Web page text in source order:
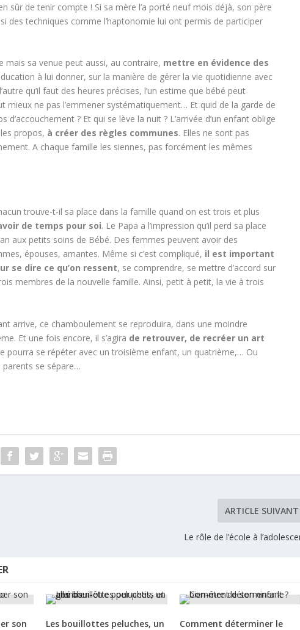
sûr de tenir compte ! Si sa mère l’a porté neuf mois déjà, son père
des techniques comme l’haptonomie lui ont permis de participer
mais sa venue peut aussi, au contraire, mettre en évidence des
à lui donner, sur la manière de gérer la vie quotidienne avec
qu’il faut des heures précises, l’un estime que bébé peut
mieux ne pas l’emmener systématiquement… Et quid de la garde de
? Et qui se lève la nuit ? L’arrivée d’un enfant oblige
propos, à créer des règles communes. Elles ne sont pas
A chaque famille les siennes, pas forcément les mêmes
trouve-t-il sa place dans la famille quand on est trois et plus
de temps pour soi. Le Papa a l’impression qu’il perd sa place
aux petits soins de Bébé. Des femmes peuvent avoir des
épouses, amantes. Même si c’est compliqué, il est important
se dire ce qu’on ressent, se comprendre, se mettre d’accord sur
membres de la nouvelle famille. Ainsi, petit à petit, la vie à trois
arrive, ce chamboulement se reproduira, dans une moindre
Et une fois encore, il s’agira de retrouver, de recréer un art
pourra se répéter avec un troisième enfant, un quatrième,… Ou
parents se sépare…
ARTICLE SUIVANT
Le rôle de l’école à
son
Les bouillottes peluches, un
Comment déterminer le